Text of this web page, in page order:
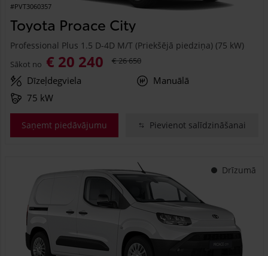
#PVT3060357
Toyota Proace City
Professional Plus 1.5 D-4D M/T (Priekšējā piedziņa) (75 kW)
Sākot no € 20 240 € 26 650
Dīzeļdegviela
Manuālā
75 kW
Saņemt piedāvājumu Pievienot salīdzināšanai
Drīzumā